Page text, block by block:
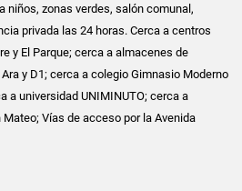
niños, zonas verdes, salón comunal,
privada las 24 horas. Cerca a centros
y El Parque; cerca a almacenes de
y D1; cerca a colegio Gimnasio Moderno
a universidad UNIMINUTO; cerca a
Vías de acceso por la Avenida